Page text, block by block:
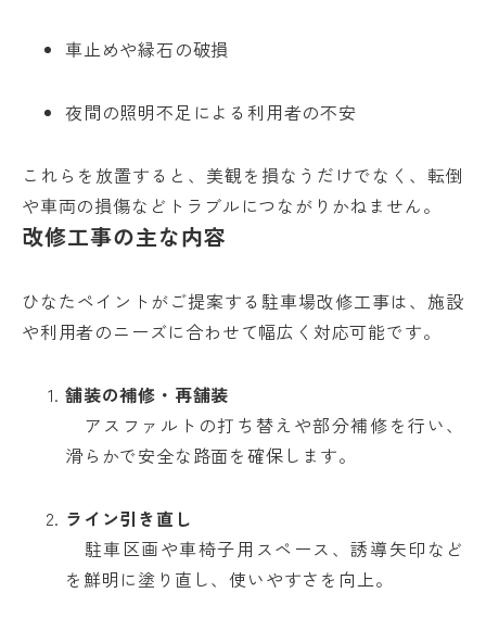
車止めや縁石の破損
夜間の照明不足による利用者の不安
これらを放置すると、美観を損なうだけでなく、転倒
や車両の損傷などトラブルにつながりかねません。
改修工事の主な内容
ひなたペイントがご提案する駐車場改修工事は、施設
や利用者のニーズに合わせて幅広く対応可能です。
舗装の補修・再舗装
アスファルトの打ち替えや部分補修を行い、
滑らかで安全な路面を確保します。
ライン引き直し
駐車区画や車椅子用スペース、誘導矢印など
を鮮明に塗り直し、使いやすさを向上。